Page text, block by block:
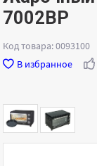
7002BP
Код товара: 0093100
В избранное